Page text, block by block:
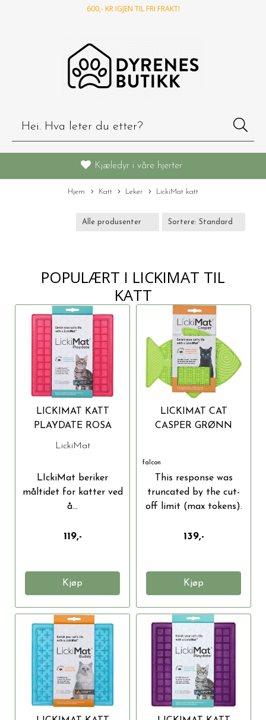
600,- KR IGJEN TIL FRI FRAKT!
Kjæledyr i våre hjerter
Hjem Katt Leker LickiMat katt
POPULÆRT I LICKIMAT TIL
KATT
LICKIMAT KATT
PLAYDATE ROSA
20X20CM
LickiMat
LIckiMat beriker
måltidet for katter ved
å...
119,-
Kjøp
LICKIMAT CAT
CASPER GRØNN
falcon
This response was
truncated by the cut-
off limit (max tokens).
139,-
Kjøp